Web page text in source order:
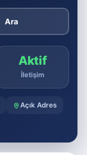
Ara
Aktif
İletişim
Açık Adres